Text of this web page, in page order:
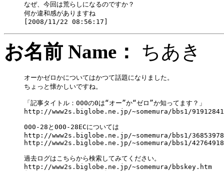
なぜ、今回は荒らしになるのですか？
何か違和感がありますね
お名前 Name： ちあ
オーかゼロかについてはかつて話題になりました。
ちょっと懐かしいですね。
「記事タイトル：000の0は“オー”か“ゼロ”か知ってます？」
http://www2s.biglobe.ne.jp/~somemura/bbs1/
000-28と000-28ECについては
http://www2s.biglobe.ne.jp/~somemura/bbs1/
http://www2s.biglobe.ne.jp/~somemura/bbs1/
過去ログはこちらから検索してみてください。
http://www2s.biglobe.ne.jp/~somemura/bbskey.htm